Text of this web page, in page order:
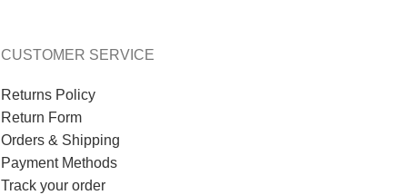
CUSTOMER SERVICE
Returns Policy
Return Form
Orders & Shipping
Payment Methods
Track your order